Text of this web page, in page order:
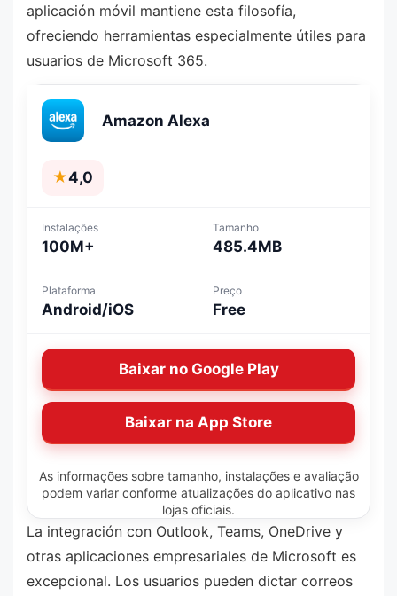
aplicación móvil mantiene esta filosofía,
ofreciendo herramientas especialmente útiles para
usuarios de Microsoft 365.
Amazon Alexa
★4,0
Instalações
100M+
Tamanho
485.4MB
Plataforma
Android/iOS
Preço
Free
Baixar no Google Play
Baixar na App Store
As informações sobre tamanho, instalações e avaliação
podem variar conforme atualizações do aplicativo nas
lojas oficiais.
La integración con Outlook, Teams, OneDrive y
otras aplicaciones empresariales de Microsoft es
excepcional. Los usuarios pueden dictar correos